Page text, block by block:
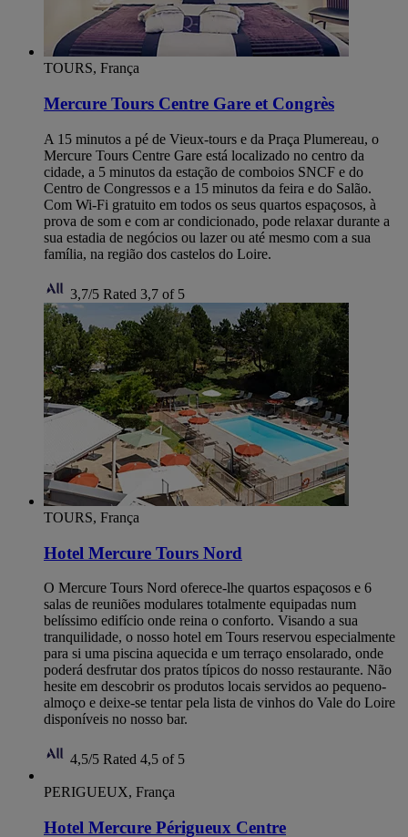
TOURS, França
Mercure Tours Centre Gare et Congrès
A 15 minutos a pé de Vieux-tours e da Praça Plumereau, o
Mercure Tours Centre Gare está localizado no centro da
cidade, a 5 minutos da estação de comboios SNCF e do
Centro de Congressos e a 15 minutos da feira e do Salão.
Com Wi-Fi gratuito em todos os seus quartos espaçosos, à
prova de som e com ar condicionado, pode relaxar durante a
sua estadia de negócios ou lazer ou até mesmo com a sua
família, na região dos castelos do Loire.
3,7/5 Rated 3,7 of 5
TOURS, França
Hotel Mercure Tours Nord
O Mercure Tours Nord oferece-lhe quartos espaçosos e 6
salas de reuniões modulares totalmente equipadas num
belíssimo edifício onde reina o conforto. Visando a sua
tranquilidade, o nosso hotel em Tours reservou especialmente
para si uma piscina aquecida e um terraço ensolarado, onde
poderá desfrutar dos pratos típicos do nosso restaurante. Não
hesite em descobrir os produtos locais servidos ao pequeno-
almoço e deixe-se tentar pela lista de vinhos do Vale do Loire
disponíveis no nosso bar.
4,5/5 Rated 4,5 of 5
PERIGUEUX, França
Hotel Mercure Périgueux Centre